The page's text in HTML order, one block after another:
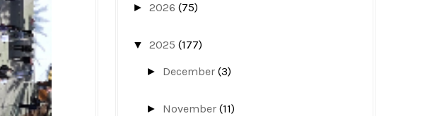
► 2026 (75)
▼ 2025 (177)
► December(3)
► November(11)